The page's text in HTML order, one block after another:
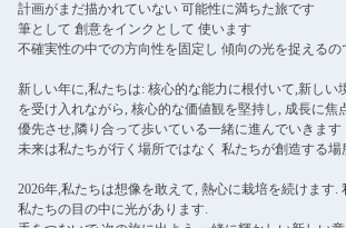
計画がまだ描かれていない 可能性に満ちた旅です
筆として 創意をインクとして 使います
不確実性の中での方向性を固定し 傾向の光を捉えるの
新しい年に,私たちは: 核心的な能力に根付いて,新しい
を受け入れながら, 核心的な価値観を堅持し, 成長に焦
優先させ,隣り合って歩いている一緒に進んでいきます
未来は私たちが行く場所ではなく 私たちが創造する場
2026年,私たちは想像を敢えて, 熱心に栽培を続けます.
私たちの目の中に光があります.